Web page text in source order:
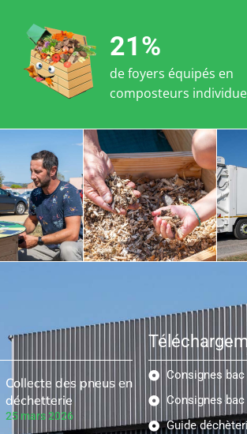
21%
de foyers équipés en
composteurs
Collecte des pneus en
déchetterie
25 mars 2026
Consignes
Consignes
Guide